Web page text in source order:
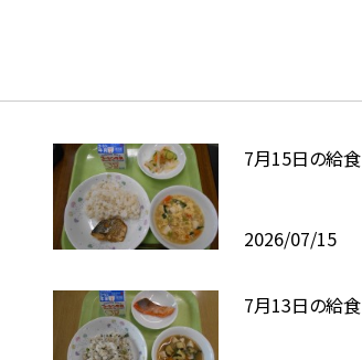
7月15日の給食
2026/07/15
7月13日の給食